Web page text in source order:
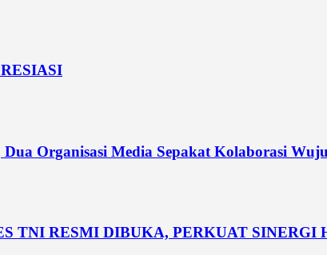
Organisasi Media Sepakat Kolaborasi
TNI RESMI DIBUKA, PERKUAT